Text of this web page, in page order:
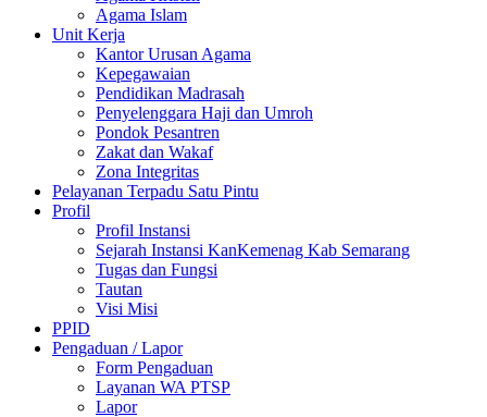
Agama Islam
Unit Kerja
Kantor Urusan Agama
Kepegawaian
Pendidikan Madrasah
Penyelenggara Haji dan Umroh
Pondok Pesantren
Zakat dan Wakaf
Zona Integritas
Pelayanan Terpadu Satu Pintu
Profil
Profil Instansi
Sejarah Instansi KanKemenag Kab Semarang
Tugas dan Fungsi
Tautan
Visi Misi
PPID
Pengaduan / Lapor
Form Pengaduan
Layanan WA PTSP
Lapor